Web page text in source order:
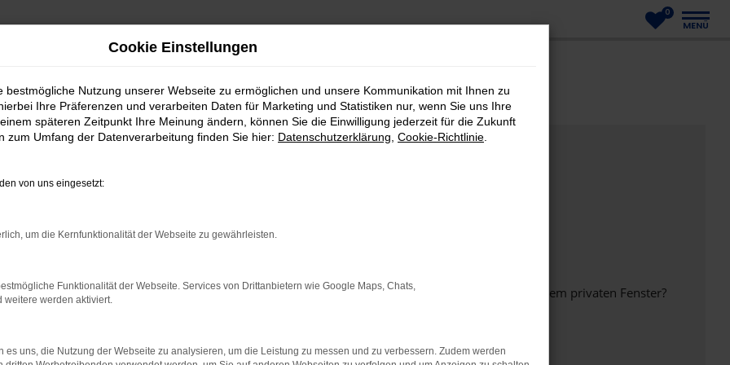
0
MENÜ
bestimmter Seiten verhindern. Funktioniert die Seite in einem anderen Browser oder in einem privaten Fenster?
beheben.
auf dem neuesten Stand sind.
Cookie Einstellungen
bestmögliche Nutzung unserer Webseite zu ermöglichen und unsere Kommunikation mit Ihnen zu
Ihre Präferenzen und verarbeiten Daten für Marketing und Statistiken nur, wenn Sie uns Ihre
späteren Zeitpunkt Ihre Meinung ändern, können Sie die Einwilligung jederzeit für die Zukunft
zum Umfang der Datenverarbeitung finden Sie hier: Datenschutzerklärung Cookie-Richtlinie
von uns eingesetzt:
um die Kernfunktionalität der Webseite zu gewährleisten.
Funktionalität der Webseite. Services von Drittanbietern wie Google Maps, Chats,
weitere werden aktiviert.
es uns, die Nutzung der Webseite zu analysieren, um die Leistung zu messen und zu verbessern. Zudem werden